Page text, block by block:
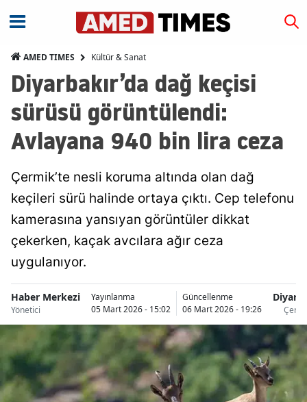
AMED TIMES Kültür & Sanat
Diyarbakır’da dağ keçisi
sürüsü görüntülendi:
Avlayana 940 bin lira ceza
Çermik’te nesli koruma altında olan dağ
keçileri sürü halinde ortaya çıktı. Cep telefonu
kamerasına yansıyan görüntüler dikkat
çekerken, kaçak avcılara ağır ceza
uygulanıyor.
Haber Merkezi
Yönetici
Yayınlanma
05 Mart 2026 - 15:02
Güncellenme
06 Mart 2026 - 19:26